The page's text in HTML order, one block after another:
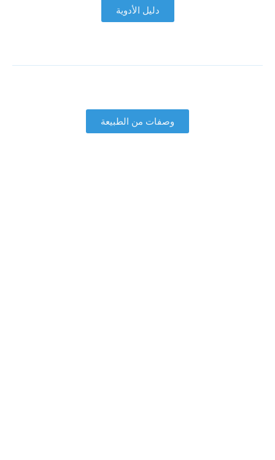
دليل الأدوية
وصفات من الطبيعة